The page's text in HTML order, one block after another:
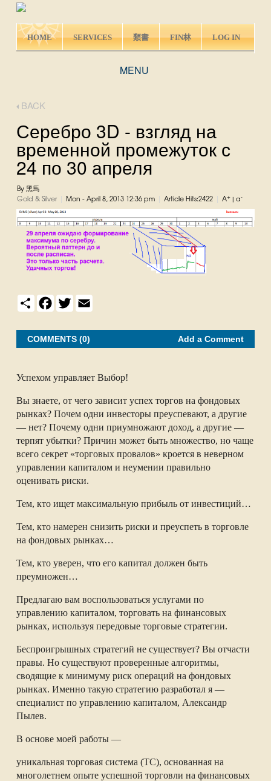
HOME SERVICES 類書 FIN林 LOG IN
MENU
BACK
Серебро 3D - взгляд на
временной промежуток с
24 по 30 апреля
By 黑馬
Gold & Silver
Mon - April 8, 2013 12:36 pm Article Hits:2422 A+| a-
S
h
r
F
a
e
b
o
T
w
t
t
e
E
m
i
l
COMMENTS (0) Add a Comment
Успехом управляет Выбор!
Вы знаете, от чего зависит успех торгов на фондовых
рынках? Почем одни инвесторы преуспевают, а другие
— нет? Почему одни приумножают доход, а другие —
терпят убытки? Причин может быть множество, но чаще
всего секрет «торговых провалов» кроется в неверном
управлении капиталом и неумении правильно
оценивать риски.
Тем, кто ищет максимальную прибыль от инвестиций…
Тем, кто намерен снизить риски и преуспеть в торговле
на фондовых рынках…
Тем, кто уверен, что его капитал должен быть
преумножен…
Предлагаю вам воспользоваться услугами по
управлению капиталом, торговать на финансовых
рынках, используя передовые торговые стратегии.
Беспроигрышных стратегий не существует? Вы отчасти
правы. Но существуют проверенные алгоритмы,
сводящие к минимуму риск операций на фондовых
рынках. Именно такую стратегию разработал я —
специалист по управлению капиталом, Александр
Пылев.
В основе моей работы —
уникальная торговая система (ТС), основанная на
многолетнем опыте успешной торговли на финансовых